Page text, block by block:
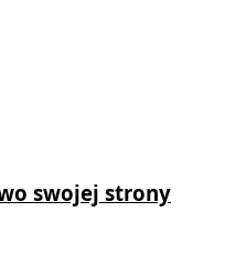
swojej strony